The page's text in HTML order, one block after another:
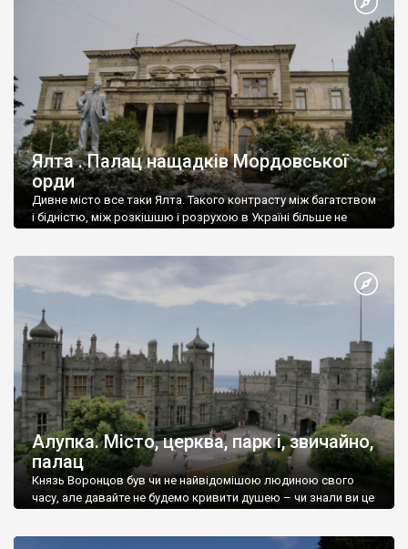
Ялта . Палац нащадків Мордовської
орди
Дивне місто все таки Ялта. Такого контрасту між багатством
і бідністю, між розкішшю і розрухою в Україні більше не
Алупка. Місто, церква, парк і, звичайно,
палац
Князь Воронцов був чи не найвідомішою людиною свого
часу, але давайте не будемо кривити душею – чи знали ви це